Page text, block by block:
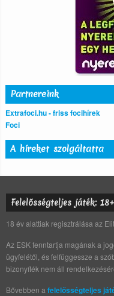
Partnereink
Extrafoci.hu - friss focihírek
Foci
A híreket szolgáltatta
Felelősségteljes játék: 18+
18 év alattiak regisztrálása az
Az ESK fenntartja magának a
ügyfelétől, és felfüggessze a
bizonyíték nem áll
Bővebben a felelősségteljes